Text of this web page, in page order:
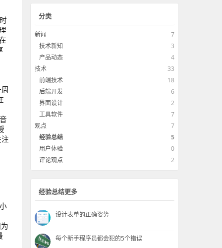
分类
新闻
7
技术新知
3
产品动态
4
技术
33
前端技术
18
后端开发
6
界面设计
2
工具软件
7
观点
7
经验总结
5
用户体验
0
评论观点
2
经验总结更多
设计表单的正确姿势
每个新手程序员都会犯的5个错误